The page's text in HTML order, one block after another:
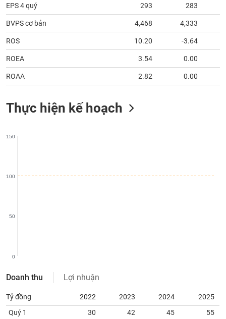
EPS 4 quý 293 283
BVPS cơ bản 4,468 4,333
ROS 10.20 -3.64
ROEA 3.54 0.00
ROAA 2.82 0.00
Thực hiện kế hoạch
0
50
100
150
Doanh thu Lợi nhuận
Tỷ đồng 2022 2023 2024
2025
Quý 1
30 42 45 55
Thuật
ngữ
(-)
Dịch
vụ
Sách
cụ
tư